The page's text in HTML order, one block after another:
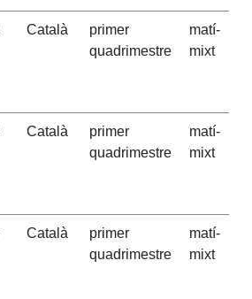
Català
primer
quadrimestre
matí-
mixt
Català
primer
quadrimestre
matí-
mixt
Català
primer
quadrimestre
matí-
mixt